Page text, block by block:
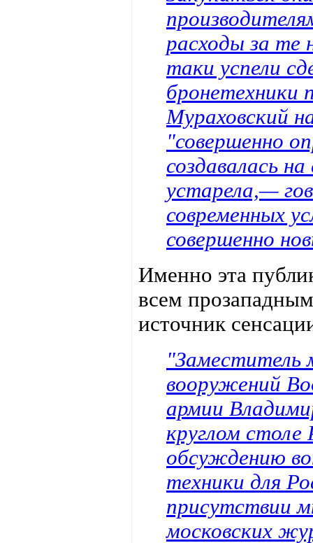
расходы за те
таки успели
бронетехники
Мураховский
"совершенно
создавалась
устарела,—
современных
совершенно
Именно эта
всем
источник
"Заместитель
вооружений
армии
круглом
обсуждению
техники для
присутствии
московских